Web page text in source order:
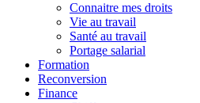
Connaitre mes droits
Vie au travail
Santé au travail
Portage salarial
Formation
Reconversion
Finance